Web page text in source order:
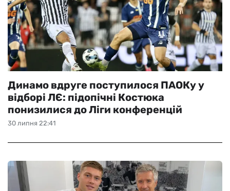
30 липня 22:41
Динамо вдруге поступилося ПАОКу у
відборі ЛЄ: підопічні Костюка
понизилися до Ліги конференцій